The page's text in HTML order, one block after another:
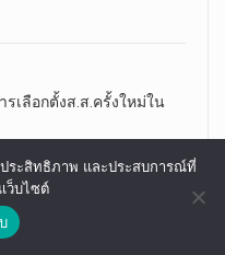
กตั้งส.ส.ครั้งใหม่ใน
ประสิทธิภาพ และประสบการณ์ที่
ว็บไซต์